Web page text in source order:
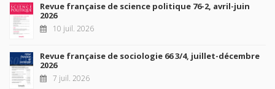
Revue française de science politique 76-2, avril-juin
2026
10 juil. 2026
Revue française de sociologie 66 3/4, juillet-décembre
2026
7 juil. 2026